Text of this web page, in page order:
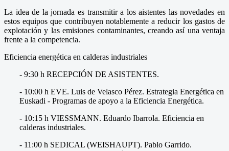
La idea de la jornada es transmitir a los aistentes las novedades en
estos equipos que contribuyen notablemente a reducir los gastos de
explotación y las emisiones contaminantes, creando así una ventaja
frente a la competencia.
Eficiencia energética en calderas industriales
- 9:30 h RECEPCIÓN DE ASISTENTES.
- 10:00 h EVE. Luis de Velasco Pérez. Estrategia Energética en
Euskadi - Programas de apoyo a la Eficiencia Energética.
- 10:15 h VIESSMANN. Eduardo Ibarrola. Eficiencia en
calderas industriales.
- 11:00 h SEDICAL (WEISHAUPT). Pablo Garrido.